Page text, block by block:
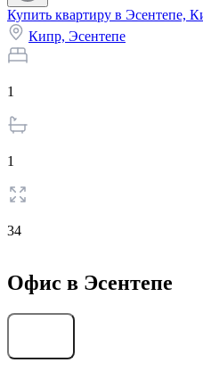
Купить квартиру в Эсентепе,
Кипр, Эсентепе
1
1
34
Офис в Эсентепе